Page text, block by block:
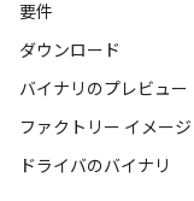
要件
ダウンロード
バイナリのプレビュー
ファクトリー イメージ
ドライバのバイナリ